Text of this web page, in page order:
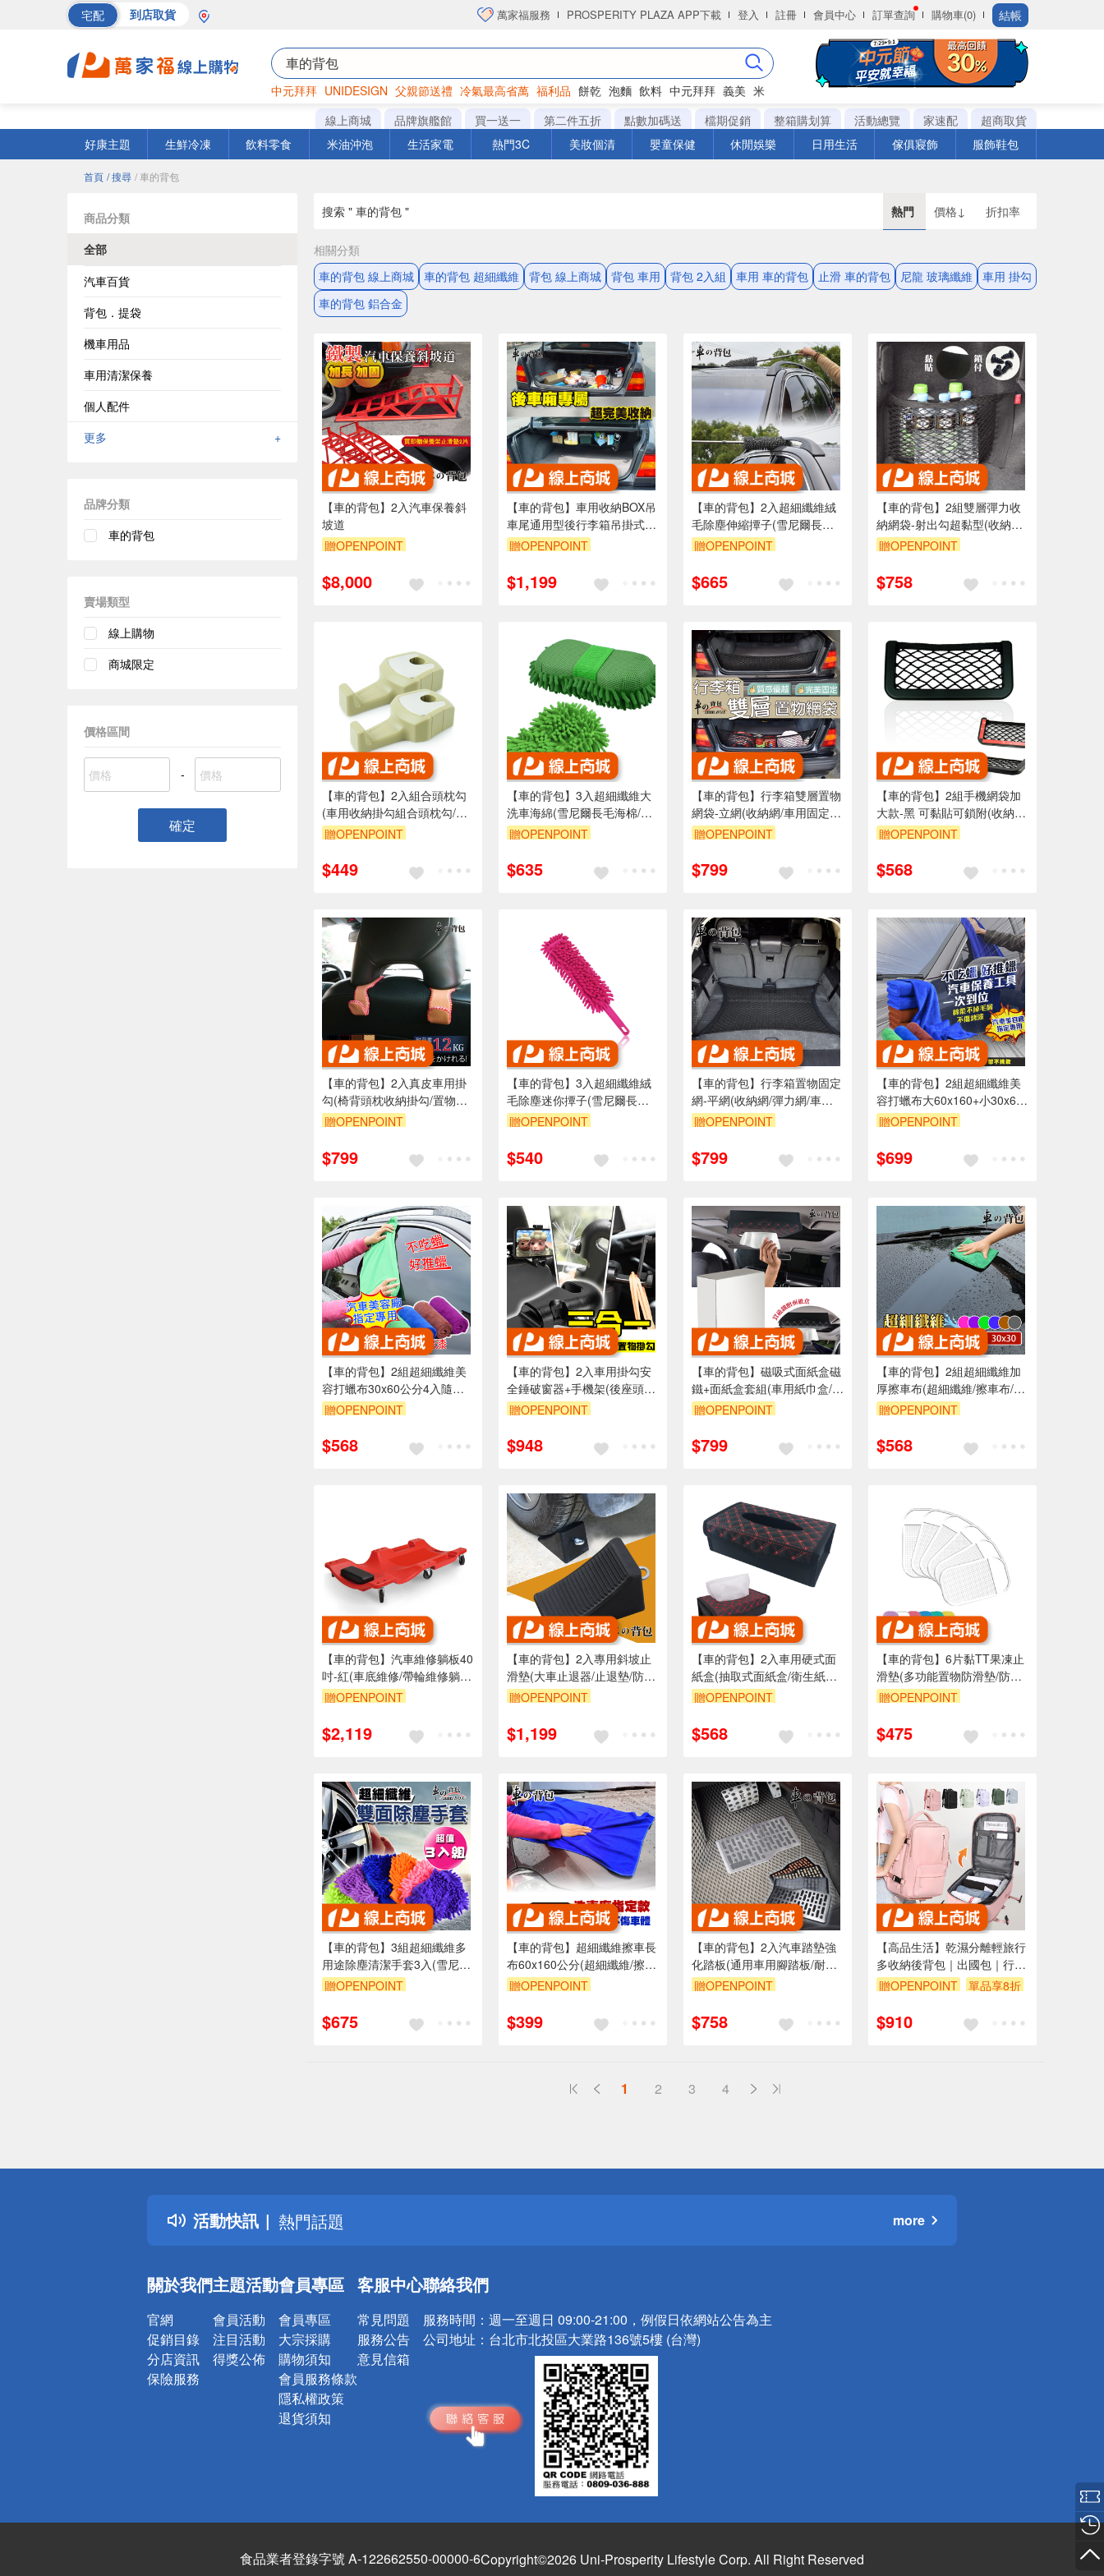
宅配 到店取貨 萬家福服務 PROSPERITY PLAZA APP下載 登入 註冊 會員中心 訂單查詢 購物車(0) 結帳
中元拜拜 UNIDESIGN 父親節送禮 冷氣最高省萬 福利品 餅乾 泡麵 飲料 中元拜拜 義美 米
罐頭 海苔 洋芋片
線上商城 品牌旗艦館 買一送一 第二件五折 點數加碼送 檔期促銷 整箱購划算 活動總覽 家速配
超商取貨
好康主題
生鮮冷凍 飲料零食 米油沖泡 生活家電 熱門3C 美妝個清 嬰童保健 休閒娛樂 日用生活 傢俱寢飾 服飾鞋包
首頁 / 搜尋 / 車的背包
商品分類
全部
汽車百貨
背包．提袋
機車用品
車用清潔保養
個人配件
更多
+
品牌分類
車的背包
賣場類型
線上購物
商城限定
價格區間
-
確定
搜索 " 車的背包 " 熱門 價格↓ 折扣率
相關分類
車的背包 線上商城 車的背包 超細纖維 背包 線上商城 背包 車用 背包 2入組 車用 車的背包 止滑 車的背包 尼龍 玻璃纖維 車用 掛勾
車的背包 鋁合金
【車的背包】2入汽車保養斜
坡道
贈OPENPOINT
$8,000
【車的背包】車用收納BOX吊
車尾通用型後行李箱吊掛式收
納袋(納網袋/儲物袋/車用收
贈OPENPOINT
$1,199
【車的背包】2入超細纖維絨
毛除塵伸縮撢子(雪尼爾長毛
條除塵撢子/雪尼爾長毛)
贈OPENPOINT
$665
【車的背包】2組雙層彈力收
納網袋-射出勾超黏型(收納網
袋/儲物袋/車用收納)
贈OPENPOINT
$758
【車的背包】2入組合頭枕勾
(車用收納掛勾組合頭枕勾/椅
背頭枕收納掛勾/置物掛勾)
贈OPENPOINT
$449
【車的背包】3入超細纖維大
洗車海綿(雪尼爾長毛海棉/除
塵/清潔)
贈OPENPOINT
$635
【車的背包】行李箱雙層置物
網袋-立網(收納網/車用固定
網/後車箱儲物網兜/高彈力後
贈OPENPOINT
$799
【車的背包】2組手機網袋加
大款-黑 可黏貼可鎖附(收納網
袋/儲物袋/車用收納)
贈OPENPOINT
$568
【車的背包】2入真皮車用掛
勾(椅背頭枕收納掛勾/置物掛
勾/掛架/頭枕置物勾/包包掛勾)
贈OPENPOINT
$799
【車的背包】3入超細纖維絨
毛除塵迷你撢子(雪尼爾長毛
條除塵撢子/雪尼爾長毛)
贈OPENPOINT
$540
【車的背包】行李箱置物固定
網-平網(收納網/彈力網/車用
固定網/後車箱儲物網兜/高彈
贈OPENPOINT
$799
【車的背包】2組超細纖維美
容打蠟布大60x160+小30x60
公分隨機色(專業汽車美容洗
贈OPENPOINT
$699
【車的背包】2組超細纖維美
容打蠟布30x60公分4入隨機
色(專業汽車美容洗車布打蠟
贈OPENPOINT
$568
【車的背包】2入車用掛勾安
全錘破窗器+手機架(後座頭枕
旋轉手機支架/擊破器/收納掛
贈OPENPOINT
$948
【車的背包】磁吸式面紙盒磁
鐵+面紙盒套組(車用紙巾盒/頂
棚磁吸面紙盒/硬挺衛生紙盒/
贈OPENPOINT
$799
【車的背包】2組超細纖維加
厚擦車布(超細纖維/擦車布/超
吸水/除塵布/洗車布/吸水布/磨
贈OPENPOINT
$568
【車的背包】汽車維修躺板40
吋-紅(車底維修/帶輪維修躺
板)
贈OPENPOINT
$2,119
【車的背包】2入專用斜坡止
滑墊(大車止退器/止退墊/防倒
退車輪檔/車體固定汽車止退
贈OPENPOINT
$1,199
【車的背包】2入車用硬式面
紙盒(抽取式面紙盒/衛生紙盒/
面紙收納盒/車用辦公用家用/
贈OPENPOINT
$568
【車的背包】6片黏TT果凍止
滑墊(多功能置物防滑墊/防滑
墊/止滑墊)
贈OPENPOINT
$475
【車的背包】3組超細纖維多
用途除塵清潔手套3入(雪尼爾
雙面洗車手/擦拭布/洗車打蠟)
贈OPENPOINT
$675
【車的背包】超細纖維擦車長
布60x160公分(超細纖維/擦車
布/超吸水/除塵布/洗車布/吸水
贈OPENPOINT
$399
【車的背包】2入汽車踏墊強
化踏板(通用車用腳踏板/耐磨
踏墊/防滑踏墊)
贈OPENPOINT
$758
【高品生活】乾濕分離輕旅行
多收納後背包｜出國包｜行李
箱｜後背包｜旅行包｜露營包
分離
贈OPENPOINT 單品享8折
$910
1 2 3 4
活動快訊
詐騙網頁！請小心！
得獎公告
熱門話題
銀行優惠
詐騙網頁！請小心！
more
關於我們
官網
促銷目錄
分店資訊
保險服務
主題活動
會員活動
注目活動
得獎公佈
會員專區
會員專區
大宗採購
購物須知
會員服務條款
隱私權政策
退貨須知
客服中心
常見問題
服務公告
意見信箱
聯絡我們
服務時間： 週一至週日 09:00-21:00，例假日依網站公告為主
公司地址： 台北市北投區大業路136號5樓 (台灣)
食品業者登錄字號 A-122662550-00000-6Copyright©2026 Uni-Prosperity Lifestyle Corp. All Right Reserved